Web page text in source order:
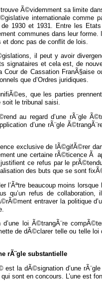
Ã©videmment sa limite
internationale comme
1930 et 1931. Entre les
communes dans leur
donc pas de conflit de lois.
il peut y avoir
signataires et cela est, de
Cour de Cassation
que d’Ordres juridiques.
que les parties
soit le tribunal saisi.
au regard d’une rÃ¨gle
d’une rÃ¨gle
exclusive de lÃ©gifÃ©rer
une certaine rÃ©ticence Ã
ce refus par le
des buts que se sont
beaucoup moins lorsque
qu’un refus de collaboration,
entraver la politique
loi Ã©trangÃ¨re
de dÃ©clarer telle ou telle
rÃ¨gle substantielle
la dÃ©signation d’une
sont en concours. L’une est